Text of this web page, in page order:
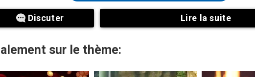
Elle souffrait effectivement de difficultés respiratoires.
Discuter Lire la suite
sur le thème: